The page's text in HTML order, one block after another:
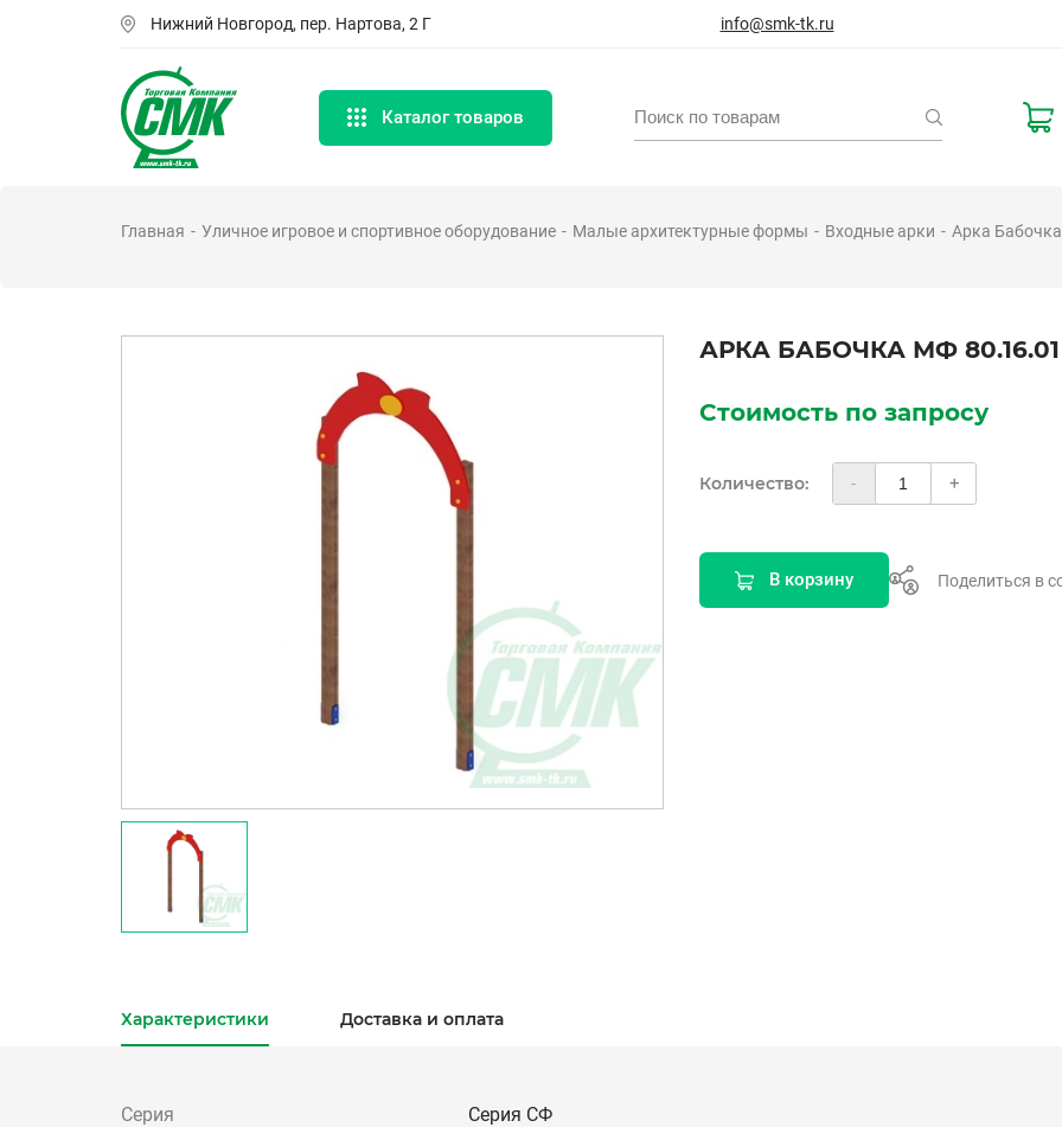
Нижний Новгород, пер. Нартова, 2 Г info@smk-tk.ru
Каталог товаров
Главная Уличное игровое и спортивное оборудование Малые архитектурные формы Входные арки Арка
АРКА БАБОЧКА МФ 80.16.01
Стоимость по запросу
Количество: - +
В корзину Поделиться в
Характеристики Доставка и оплата
Серия Серия СФ